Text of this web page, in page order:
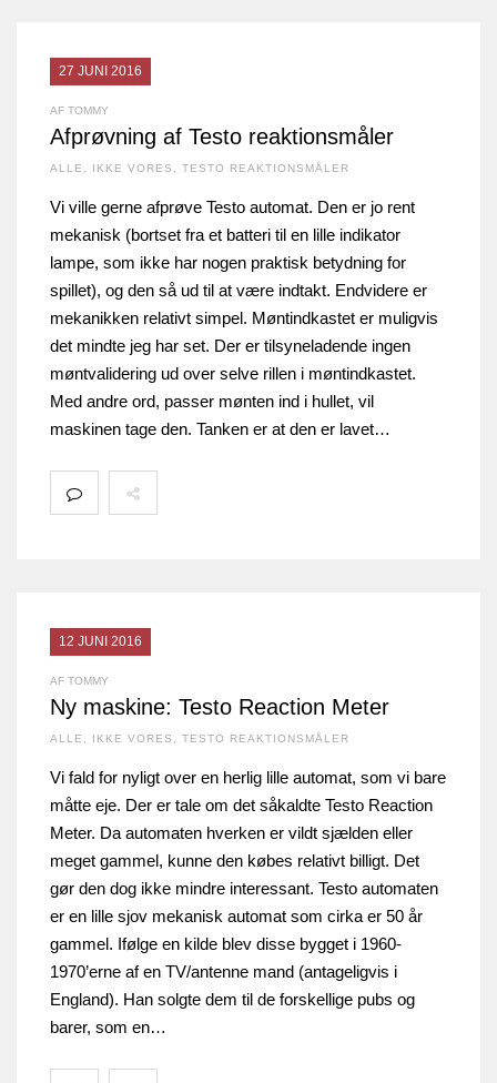
27 JUNI 2016
AF TOMMY
Afprøvning af Testo reaktionsmåler
ALLE IKKE VORES TESTO REAKTIONSMÅLER
Vi ville gerne afprøve Testo automat. Den er jo rent
mekanisk (bortset fra et batteri til en lille indikator
lampe, som ikke har nogen praktisk betydning for
spillet), og den så ud til at være indtakt. Endvidere er
mekanikken relativt simpel. Møntindkastet er muligvis
det mindte jeg har set. Der er tilsyneladende ingen
møntvalidering ud over selve rillen i møntindkastet.
Med andre ord, passer mønten ind i hullet, vil
maskinen tage den. Tanken er at den er lavet…
12 JUNI 2016
AF TOMMY
Ny maskine: Testo Reaction Meter
ALLE IKKE VORES TESTO REAKTIONSMÅLER
Vi fald for nyligt over en herlig lille automat, som vi bare
måtte eje. Der er tale om det såkaldte Testo Reaction
Meter. Da automaten hverken er vildt sjælden eller
meget gammel, kunne den købes relativt billigt. Det
gør den dog ikke mindre interessant. Testo automaten
er en lille sjov mekanisk automat som cirka er 50 år
gammel. Ifølge en kilde blev disse bygget i 1960-
1970’erne af en TV/antenne mand (antageligvis i
England). Han solgte dem til de forskellige pubs og
barer, som en…